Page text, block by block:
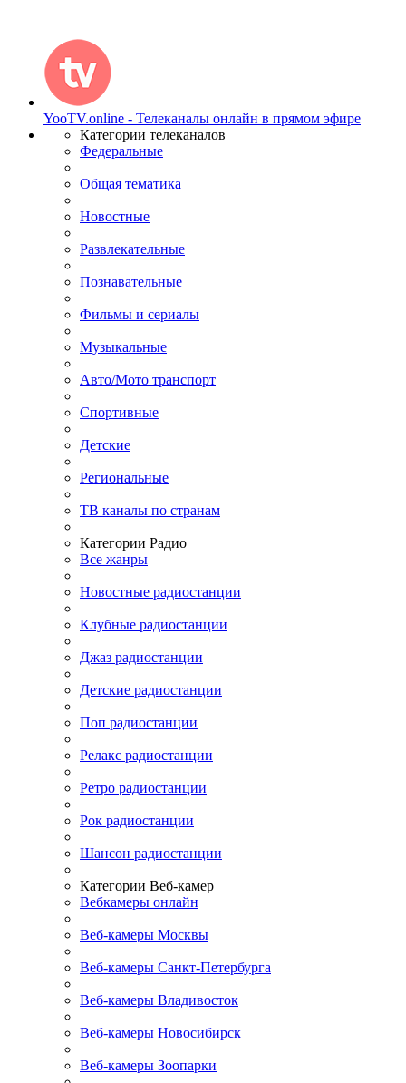
YooTV.online - Телеканалы онлайн в прямом эфире
Категории телеканалов
Федеральные
Общая тематика
Новостные
Развлекательные
Познавательные
Фильмы и сериалы
Музыкальные
Авто/Мото транспорт
Спортивные
Детские
Региональные
ТВ каналы по странам
Категории Радио
Все жанры
Новостные радиостанции
Клубные радиостанции
Джаз радиостанции
Детские радиостанции
Поп радиостанции
Релакс радиостанции
Ретро радиостанции
Рок радиостанции
Шансон радиостанции
Категории Веб-камер
Вебкамеры онлайн
Веб-камеры Москвы
Веб-камеры Санкт-Петербурга
Веб-камеры Владивосток
Веб-камеры Новосибирск
Веб-камеры Зоопарки